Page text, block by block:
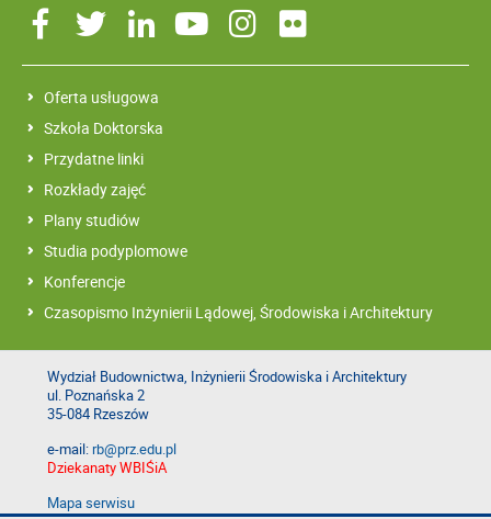
Oferta usługowa
Szkoła Doktorska
Przydatne linki
Rozkłady zajęć
Plany studiów
Studia podyplomowe
Konferencje
Czasopismo Inżynierii Lądowej, Środowiska i Architektury
Wydział Budownictwa, Inżynierii Środowiska i Architektury
ul. Poznańska 2
35-084 Rzeszów
e-mail:rb@prz.edu.pl
Dziekanaty WBIŚiA
Mapa serwisu